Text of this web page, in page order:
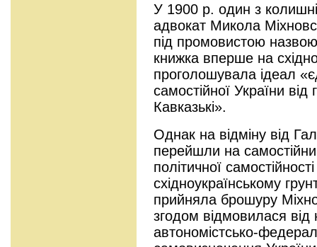
У 1900 р. один з
адвокат Микола
під промовистою
книжка вперше на
проголошувала ідеал
самостійної України
Кавказькі».
Однак на відміну від
перейшли на
політичної
східноукраїнському
прийняла брошуру
згодом відмовилася від
автономістсько-